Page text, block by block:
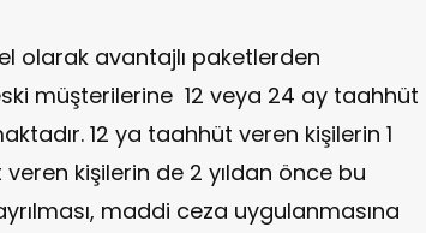
olarak avantajlı paketlerden
müşterilerine 12 veya 24 ay taahhüt
12 ya taahhüt veren kişilerin 1
kişilerin de 2 yıldan önce bu
maddi ceza uygulanmasına